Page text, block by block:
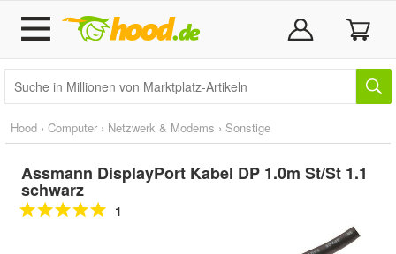
Hood › Computer › Netzwerk & Modems › Sonstige
Assmann DisplayPort Kabel DP 1.0m St/St 1.1
schwarz
1